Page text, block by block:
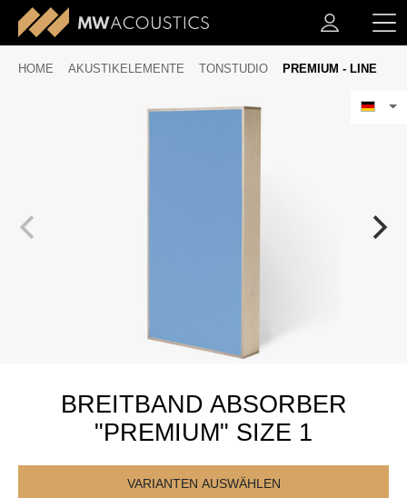
HOME AKUSTIKELEMENTE TONSTUDIO PREMIUM - LINE
BREITBAND ABSORBER
"PREMIUM" SIZE 1
VARIANTEN AUSWÄHLEN